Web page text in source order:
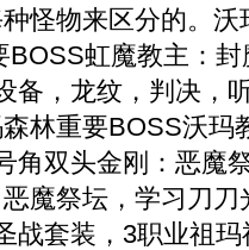
怪物来区分的。
虹魔教主：
备，龙纹，判决，
林重要BOSS沃玛
角双头金刚：恶魔
魔祭坛，学习刀
战套装，3职业祖